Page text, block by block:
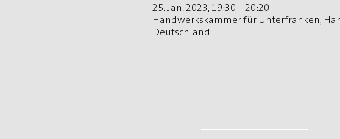
25. Jan. 2023, 19:30 – 20:20
Handwerkskammer für Unterfranken,
Deutschland